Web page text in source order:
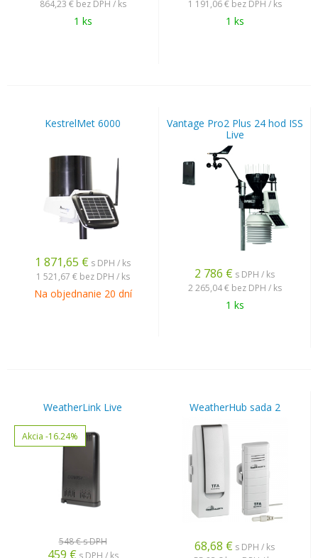
864,23 € bez DPH / ks
1 ks
1 191,06 € bez DPH / ks
1 ks
KestrelMet 6000
1 871,65 € s DPH / ks
1 521,67 € bez DPH / ks
Na objednanie 20 dní
Vantage Pro2 Plus 24 hod ISS
Live
2 786 € s DPH / ks
2 265,04 € bez DPH / ks
1 ks
WeatherLink Live
Akcia -16.24%
548 €s DPH
459 € s DPH / ks
WeatherHub sada 2
68,68 € s DPH / ks